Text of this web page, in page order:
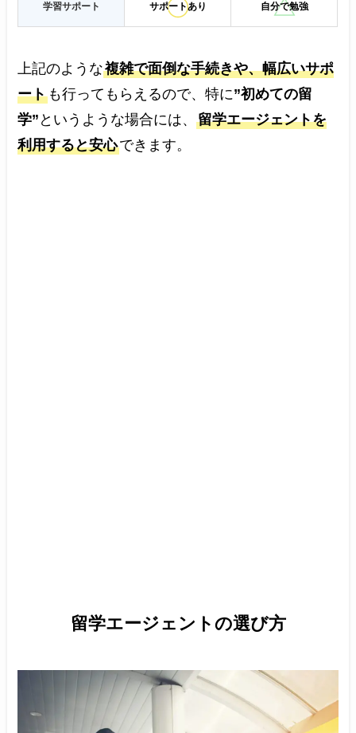
学習サポート サポートあり 自分で勉強
上記のような複雑で面倒な手続きや、幅広いサポ
ート も行ってもらえるので、特に”初めての留
学” というような場合には、留学エージェントを
利用すると安心できます。
留学エージェントの選び方